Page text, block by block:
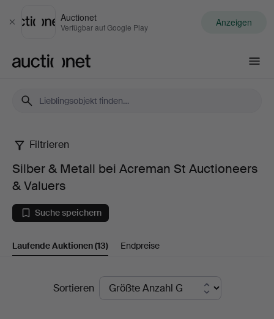
Schließen
Auctionet
Verfügbar auf Google Play Anzeigen
Silber
&
Metall
bei
Filtrieren
Silber & Metall bei Acreman St Auctioneers
& Valuers
Suche speichern
Laufende Auktionen(13) Endpreise
LaufendeSortieren